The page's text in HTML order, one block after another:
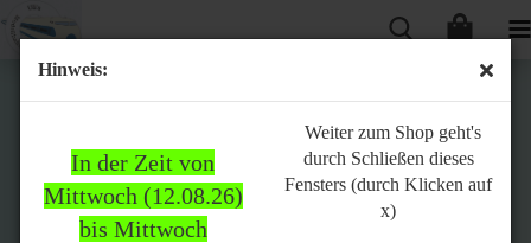
Hinweis:
In der Zeit von
Mittwoch (12.08.26)
bis Mittwoch
Weiter zum Shop geht's
durch Schließen dieses
Fensters (durch Klicken auf
x)
Bitte
beachten: